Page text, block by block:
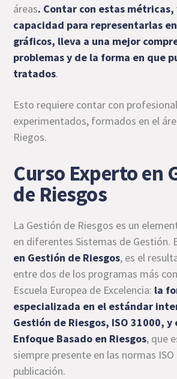
áreas. Contar con estas
capacidad para representarlas
gráficos, lleva a una mejor
problemas y de la forma en que
tratados.
Esto requiere contar con
experimentados, formados en el
Riegos.
Curso Experto en
de Riesgos
La Gestión de Riesgos es un
en diferentes Sistemas de Gestión.
en Gestión de Riesgos, es el
entre dos de los programas más
Escuela Europea de Excelencia: la
especializada en el estándar
Gestión de Riesgos, ISO 31000,
Enfoque Basado en Riesgos, que
siempre presente en las normas
publicación.